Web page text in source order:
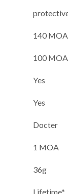
140 MOA
100 MOA
Yes
Yes
Docter
1 MOA
36g
Lifetime*